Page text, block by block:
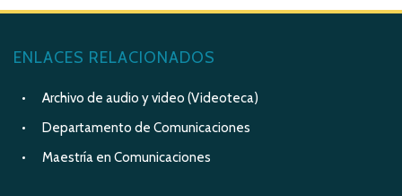
ENLACES RELACIONADOS
Archivo de audio y video (Videoteca)
Departamento de Comunicaciones
Maestría en Comunicaciones